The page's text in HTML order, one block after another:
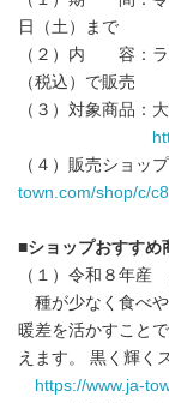
日（土）まで
（２）内 容：ラ
（税込）で販売
（３）対象商品：
（４）販売ショッ
town.com/shop/c/
■ショップおすす
（１）令和８年産
種が少なく食べや
暖差を活かすこと
えます。 黒く輝く
https://www.ja-